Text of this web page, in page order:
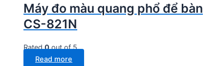
Máy đo màu quang phổ để bàn
CS-821N
Rated0out of 5
Read more